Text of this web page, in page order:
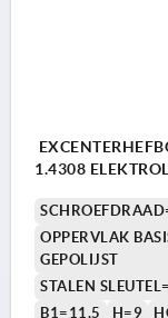
1.4308
OPPERVLAK
GEPOLIJST
STALEN
B1=11,5
H=9